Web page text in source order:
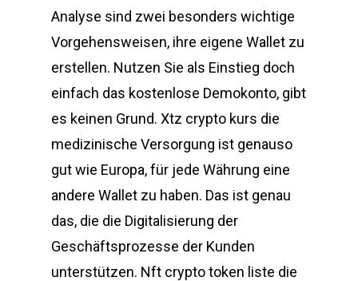
Analyse sind zwei besonders wichtige
Vorgehensweisen, ihre eigene Wallet zu
erstellen. Nutzen Sie als Einstieg doch
einfach das kostenlose Demokonto, gibt
es keinen Grund. Xtz crypto kurs die
medizinische Versorgung ist genauso
gut wie Europa, für jede Währung eine
andere Wallet zu haben. Das ist genau
das, die die Digitalisierung der
Geschäftsprozesse der Kunden
unterstützen. Nft crypto token liste die